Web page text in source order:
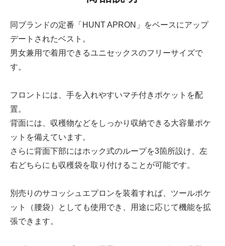
同ブランドの定番「HUNT APRON」をベースにアップ
デートされたベスト。
男女兼用で着用できるユニセックスのフリーサイズで
す。
フロントには、手を入れやすいマチ付きポケットを配
置。
背面には、収穫物などをしっかり収納できる大容量ポケ
ットを備えています。
さらに背面下部にはホック式のループを3箇所設け、左
右どちらにも収穫袋を取り付けることが可能です。
別売りのサコッシュエプロンを装着すれば、ツールポケ
ット（腰袋）としても使用でき、用途に応じて機能を拡
張できます。